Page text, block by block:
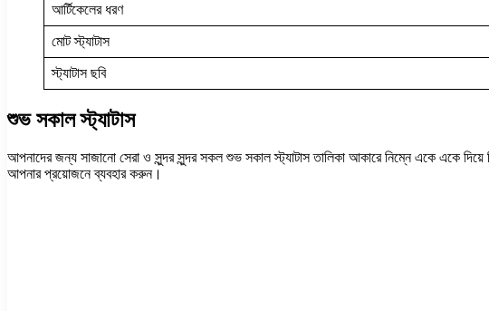
আর্টিকেলের ধরণ
মোট স্ট্যাটাস
স্ট্যাটাস ছবি
শুভ সকাল স্ট্যাটাস
আপনাদের জন্য সাজানো সেরা ও সুন্দর সুন্দর সকল শুভ সকাল স্ট্যাটাস তালিকা আকারে নিম্নে একে একে
আপনার প্রয়োজনে ব্যবহার করুন।